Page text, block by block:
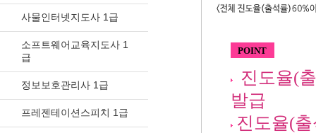
사물인터넷지도사 1급
소프트웨어교육지도사 1
급
정보보호관리사 1급
프레젠테이션스피치 1급
POINT
진도율(
발급
진도율(